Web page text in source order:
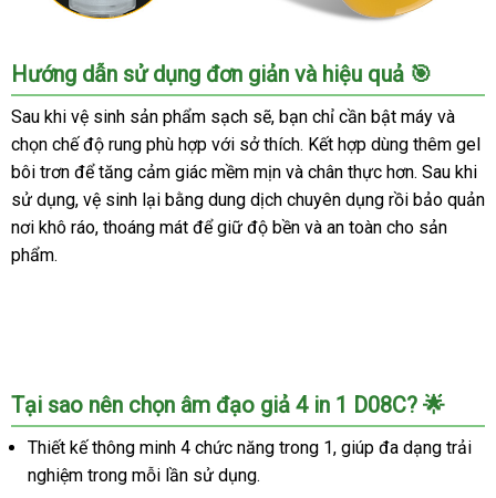
Âm
đạo
giả
D08C
4
in
1
rung
thụt
giá
tốt
Hướng dẫn sử dụng đơn giản và hiệu quả 🎯
Sau khi vệ sinh sản phẩm sạch sẽ, bạn chỉ cần bật máy và
chọn chế độ rung phù hợp với sở thích. Kết hợp dùng thêm gel
bôi trơn để tăng cảm giác mềm mịn và chân thực hơn. Sau khi
sử dụng, vệ sinh lại bằng dung dịch chuyên dụng rồi bảo quản
nơi khô ráo, thoáng mát để giữ độ bền và an toàn cho sản
phẩm.
Tại sao nên chọn âm đạo giả 4 in 1 D08C? 🌟
Thiết kế thông minh 4 chức năng trong 1, giúp đa dạng trải
nghiệm trong mỗi lần sử dụng.